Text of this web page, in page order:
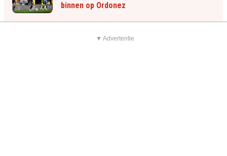
binnen op Ordonez
▼ Advertentie